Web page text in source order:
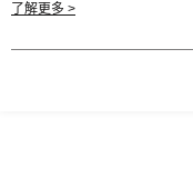
用條款之 Cookie 聲明使用
了解更多 >